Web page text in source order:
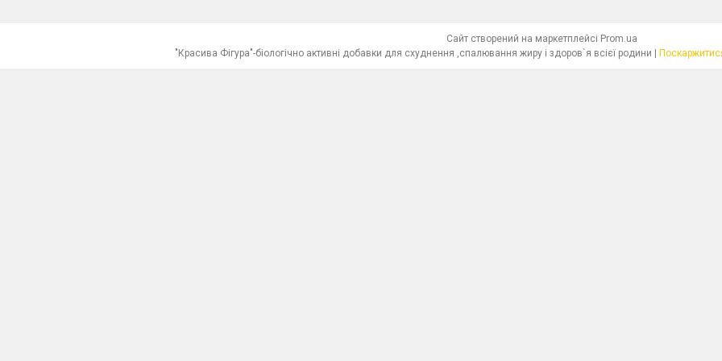
Сайт створений на маркетплейсі Prom.ua
"Красива Фігура"-біологічно активні добавки для схуднення ,спалювання жиру і здоров`я всієї родини |